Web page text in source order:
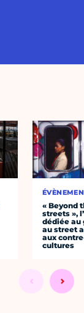
« Beyond
streets »,
dédiée au
au street
aux
cultures